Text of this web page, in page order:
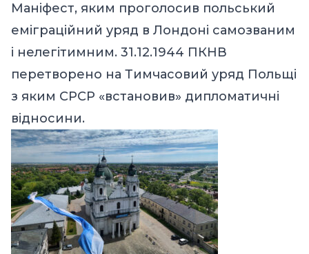
Маніфест, яким проголосив польський
еміграційний уряд в Лондоні самозваним
і нелегітимним. 31.12.1944 ПКНВ
перетворено на Тимчасовий уряд Польщі
з яким СРСР «встановив» дипломатичні
відносини.